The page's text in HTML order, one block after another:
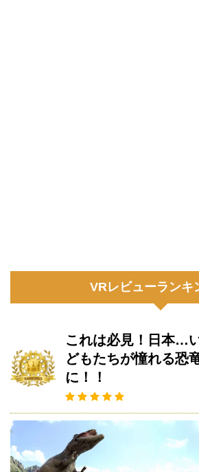
VRレビューランキ
これは必見！日本…
どもたちが憧れる恐
に！！